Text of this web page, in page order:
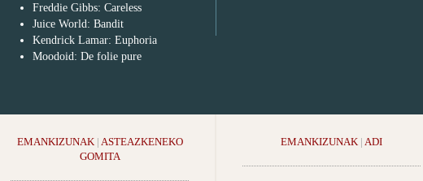
Freddie Gibbs: Careless
Juice World: Bandit
Kendrick Lamar: Euphoria
Moodoid: De folie pure
EMANKIZUNAK| ASTEAZKENEKO
GOMITA
EMANKIZUNAK | ADI